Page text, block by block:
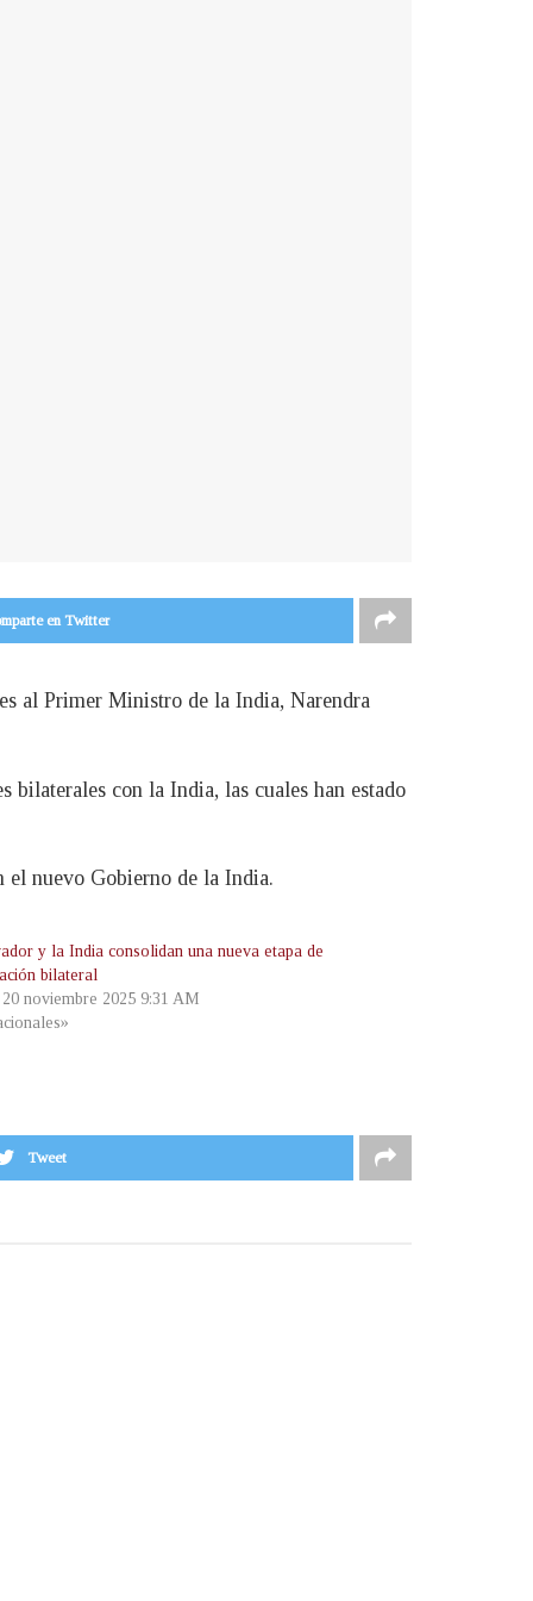
en Twitter
al Primer Ministro de la India, Narendra
con la India, las cuales han estado
el nuevo Gobierno de la India.
y la India consolidan una nueva etapa de
bilateral
20 noviembre 2025 9:31 AM
Tweet